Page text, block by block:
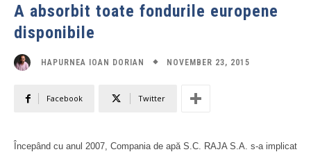
A absorbit toate fondurile europene
disponibile
HAPURNEA IOAN DORIAN NOVEMBER 23, 2015
Facebook Twitter
Începând cu anul 2007, Compania de apă S.C. RAJA S.A. s-a implicat